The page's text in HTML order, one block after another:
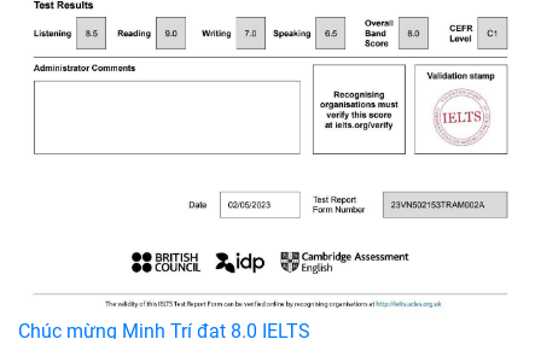
Chúc mừng Minh Trí đạt 8.0 IELTS